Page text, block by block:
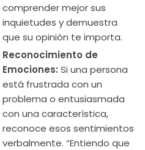
comprender mejor sus
inquietudes y demuestra
que su opinión te importa.
Reconocimiento de
Emociones: Si una persona
está frustrada con un
problema o entusiasmada
con una característica,
reconoce esos sentimientos
verbalmente. “Entiendo que